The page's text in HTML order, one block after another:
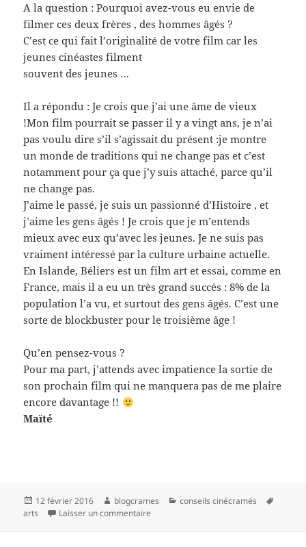
A la question : Pourquoi avez-vous eu envie de
filmer ces deux frères , des hommes âgés ?
C’est ce qui fait l’originalité de votre film car les
jeunes cinéastes filment
souvent des jeunes …
Il a répondu : Je crois que j’ai une âme de vieux
!Mon film pourrait se passer il y a vingt ans, je n’ai
pas voulu dire s’il s’agissait du présent :je montre
un monde de traditions qui ne change pas et c’est
notamment pour ça que j’y suis attaché, parce qu’il
ne change pas.
J’aime le passé, je suis un passionné d’Histoire , et
j’aime les gens âgés ! Je crois que je m’entends
mieux avec eux qu’avec les jeunes. Je ne suis pas
vraiment intéressé par la culture urbaine actuelle.
En Islande, Béliers est un film art et essai, comme en
France, mais il a eu un très grand succès : 8% de la
population l’a vu, et surtout des gens âgés. C’est une
sorte de blockbuster pour le troisième âge !
Qu’en pensez-vous ?
Pour ma part, j’attends avec impatience la sortie de
son prochain film qui ne manquera pas de me plaire
encore davantage !!
Maïté
Publié
le
12 février 2016 Auteur
blogcrames Catégories
conseils cinécramés
arts Laisser un commentaire